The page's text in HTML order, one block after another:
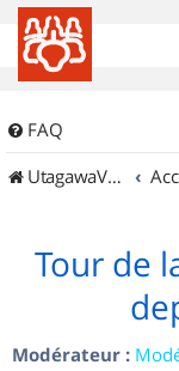
FAQ
UtagawaVTT (Randos VTT et VTTAE avec traces GPS)
Tour de
Modérateur :